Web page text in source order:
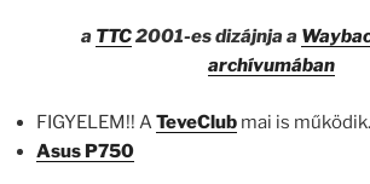
a TTC2001-es dizájnja a
archívumában
FIGYELEM!! ATeveClub mai is működik.
Asus P750